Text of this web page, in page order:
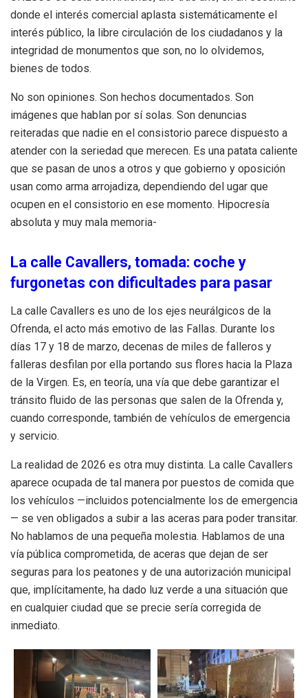
donde el interés comercial aplasta sistemáticamente el
interés público, la libre circulación de los ciudadanos y la
integridad de monumentos que son, no lo olvidemos,
bienes de todos.
No son opiniones. Son hechos documentados. Son
imágenes que hablan por sí solas. Son denuncias
reiteradas que nadie en el consistorio parece dispuesto a
atender con la seriedad que merecen. Es una patata caliente
que se pasan de unos a otros y que gobierno y oposición
usan como arma arrojadiza, dependiendo del ugar que
ocupen en el consistorio en ese momento. Hipocresía
absoluta y muy mala memoria-
La calle Cavallers, tomada: coche y
furgonetas con dificultades para pasar
La calle Cavallers es uno de los ejes neurálgicos de la
Ofrenda, el acto más emotivo de las Fallas. Durante los
días 17 y 18 de marzo, decenas de miles de falleros y
falleras desfilan por ella portando sus flores hacia la Plaza
de la Virgen. Es, en teoría, una vía que debe garantizar el
tránsito fluido de las personas que salen de la Ofrenda y,
cuando corresponde, también de vehículos de emergencia
y servicio.
La realidad de 2026 es otra muy distinta. La calle Cavallers
aparece ocupada de tal manera por puestos de comida que
los vehículos —incluidos potencialmente los de emergencia
— se ven obligados a subir a las aceras para poder transitar.
No hablamos de una pequeña molestia. Hablamos de una
vía pública comprometida, de aceras que dejan de ser
seguras para los peatones y de una autorización municipal
que, implícitamente, ha dado luz verde a una situación que
en cualquier ciudad que se precie sería corregida de
inmediato.